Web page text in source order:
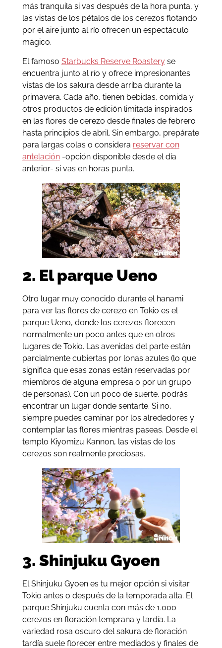
más tranquila si vas después de la hora punta, y
las vistas de los pétalos de los cerezos flotando
por el aire junto al río ofrecen un espectáculo
mágico.
El famoso Starbucks Reserve Roasteryse
encuentra junto al río y ofrece impresionantes
vistas de los sakura desde arriba durante la
primavera. Cada año, tienen bebidas, comida y
otros productos de edición limitada inspirados
en las flores de cerezo desde finales de febrero
hasta principios de abril. Sin embargo, prepárate
para largas colas o considera reservar con
antelación-opción disponible desde el día
anterior- si vas en horas punta.
2. El parque Ueno
Otro lugar muy conocido durante el hanami
para ver las flores de cerezo en Tokio es el
parque Ueno, donde los cerezos florecen
normalmente un poco antes que en otros
lugares de Tokio. Las avenidas del parte están
parcialmente cubiertas por lonas azules (lo que
significa que esas zonas están reservadas por
miembros de alguna empresa o por un grupo
de personas). Con un poco de suerte, podrás
encontrar un lugar donde sentarte. Si no,
siempre puedes caminar por los alrededores y
contemplar las flores mientras paseas. Desde el
templo Kiyomizu Kannon, las vistas de los
cerezos son realmente preciosas.
3. Shinjuku Gyoen
El Shinjuku Gyoen es tu mejor opción si visitar
Tokio antes o después de la temporada alta. El
parque Shinjuku cuenta con más de 1.000
cerezos en floración temprana y tardía. La
variedad rosa oscuro del sakura de floración
tardía suele florecer entre mediados y finales de